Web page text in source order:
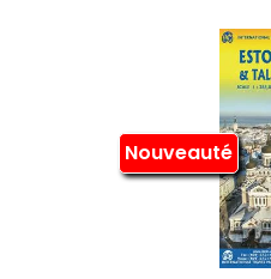
Nouveauté